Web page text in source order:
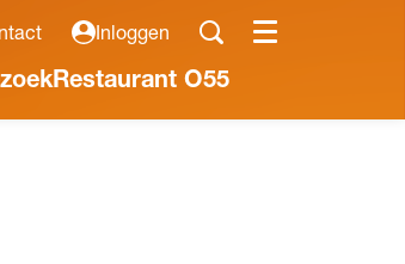
Inloggen
Restaurant O55
Menu